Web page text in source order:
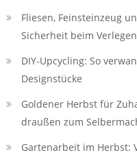
Fliesen, Feinsteinzeug
Sicherheit beim Verlegen
DIY-Upcycling: So
Designstücke
Goldener Herbst für
draußen zum
Gartenarbeit im Herbst: